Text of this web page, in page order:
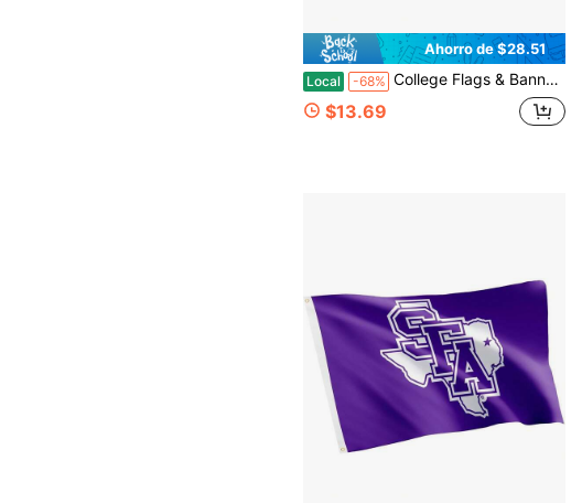
Ahorro de $28.51
Local -68% College Flags & Banners Co. Bandera Premium con Logo Audaz de Florida State FSU Noles
$13.69